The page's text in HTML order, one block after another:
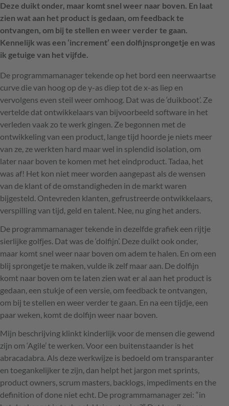
Deze duikt onder, maar komt snel weer naar boven. En laat
zien wat aan het product is gedaan, om feedback te
ontvangen, om bij te stellen en weer verder te gaan.
Kennelijk was een ‘increment’ een dolfijnsprongetje en was
ik getuige van het vijfde.
De programmamanager tekende op het bord een neerwaartse
curve die van hoog op de y-as diep tot de x-as liep en
vervolgens even steil weer omhoog. Dat was de ‘duikboot’. Ze
vertelde dat ontwikkelaars van bijvoorbeeld software in het
verleden vaak zo te werk gingen. Ze begonnen met de
ontwikkeling van een product, lange tijd hoorde je niets meer
van ze, ze werkten hard maar wel in splendid isolation, om
later naar boven te komen met het eindproduct. Tadaa, het
was af! Het kon niet meer worden aangepast als de wensen
van de klant of de omstandigheden in de markt waren
bijgesteld. Ontevreden klanten, gefrustreerde ontwikkelaars,
verspilling van tijd, geld en talent. Nee, nu ging het anders.
De programmamanager tekende in dezelfde grafiek een rijtje
sierlijke golfjes. Dat was de ‘dolfijn’. Deze duikt ook onder,
maar komt snel weer naar boven om adem te halen. En om een
blij sprongetje te maken, vulde ik zelf maar aan. De dolfijn
komt naar boven om te laten zien wat er al aan het product is
gedaan, een stukje of een versie, om feedback te ontvangen,
om bij te stellen en weer verder te gaan. En na een tijdje, een
paar weken, komt de dolfijn weer naar boven.
Mijn beschrijving klinkt kinderlijk voor de mensen die gewend
zijn om ‘Agile’ te werken. Voor een buitenstaander is het
abracadabra. Als deze werkwijze is bedoeld om transparanter
en toegankelijker te zijn, dan helpt het jargon met sprints,
product owners, scrum masters, backlogs, impediments en the
definition of done niet echt. De programmamanager zei: “in